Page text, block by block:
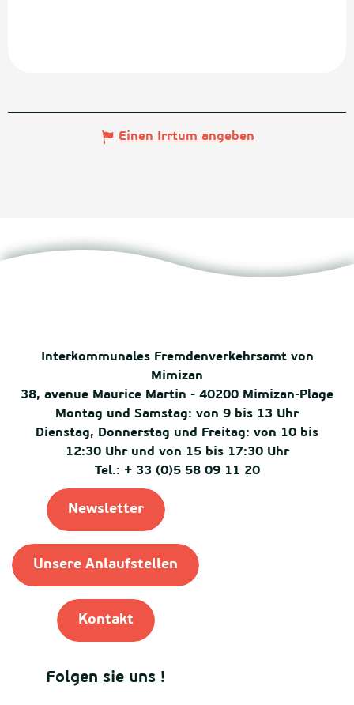
Einen Irrtum angeben
Interkommunales Fremdenverkehrsamt von
Mimizan
38, avenue Maurice Martin - 40200 Mimizan-Plage
Montag und Samstag: von 9 bis 13 Uhr
Dienstag, Donnerstag und Freitag: von 10 bis
12:30 Uhr und von 15 bis 17:30 Uhr
Tel.: + 33 (0)5 58 09 11 20
Newsletter
Unsere Anlaufstellen
Kontakt
Folgen sie uns !